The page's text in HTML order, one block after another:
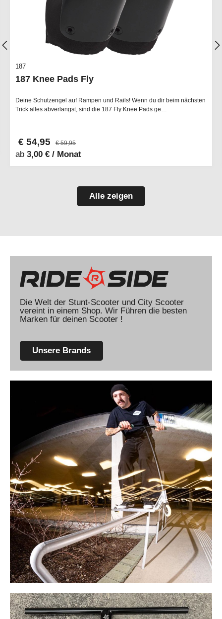
187
187 Knee Pads Fly
Deine Schutzengel auf Rampen und Rails! Wenn du dir beim nächsten
Trick alles abverlangst, sind die 187 Fly Knee Pads ge…
€ 54,95 € 59,95
ab 3,00 € / Monat
Alle zeigen
Die Welt der Stunt-Scooter und City Scooter
vereint in einem Shop. Wir Führen die besten
Marken für deinen Scooter !
Unsere Brands